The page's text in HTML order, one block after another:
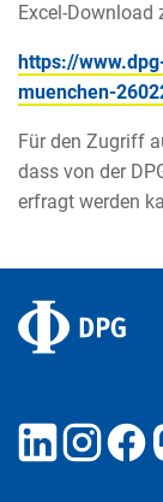
Excel-Download
https://
muenchen-
Für den Zugriff
dass von der
erfragt werden